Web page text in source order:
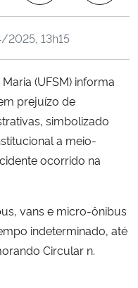
e Comunicações
Humanos
13h15
(UFSM) informa
prejuízo de
simbolizado
a meio-
ocorrido na
vans e micro-ônibus
indeterminado, até
Circular n.